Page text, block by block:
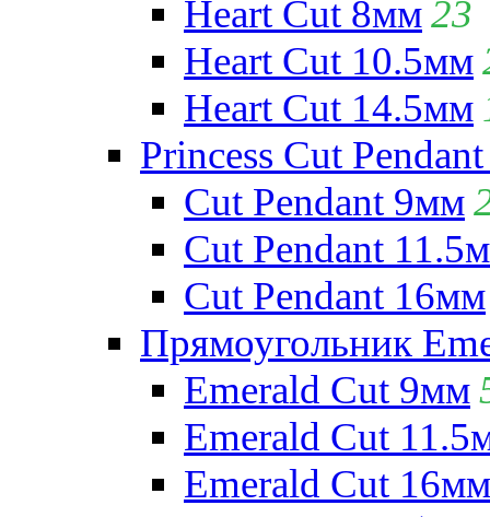
Heart Cut 8мм23
Heart Cut 10.5мм
Heart Cut 14.5мм
Princess Cut
Cut Pendant 9мм
Cut Pendant
Cut Pendant 16мм
Прямоугольник
Emerald Cut 9мм
Emerald Cut
Emerald Cut 16мм